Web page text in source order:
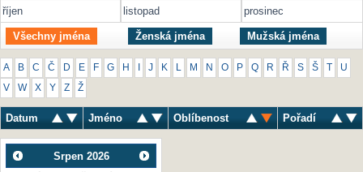
říjen
listopad prosinec
Všechny jména Ženská jména Mužská jména
A B C Č D E F G H J K M N O P Q R Ř S Š U
V W X Y Z Ž
Datum Jméno Oblíbenost Pořadí
Srpen 2026